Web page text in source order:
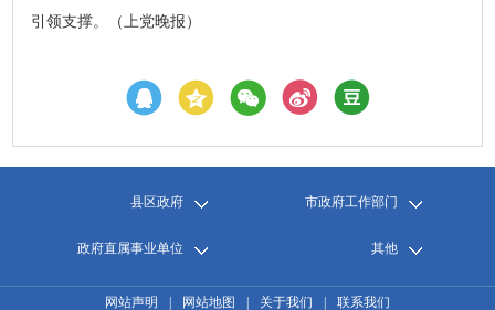
引领支撑。（上党晚报）
县区政府 市政府工作部门
政府直属事业单位 其他
网站声明 网站地图 关于我们 联系我们